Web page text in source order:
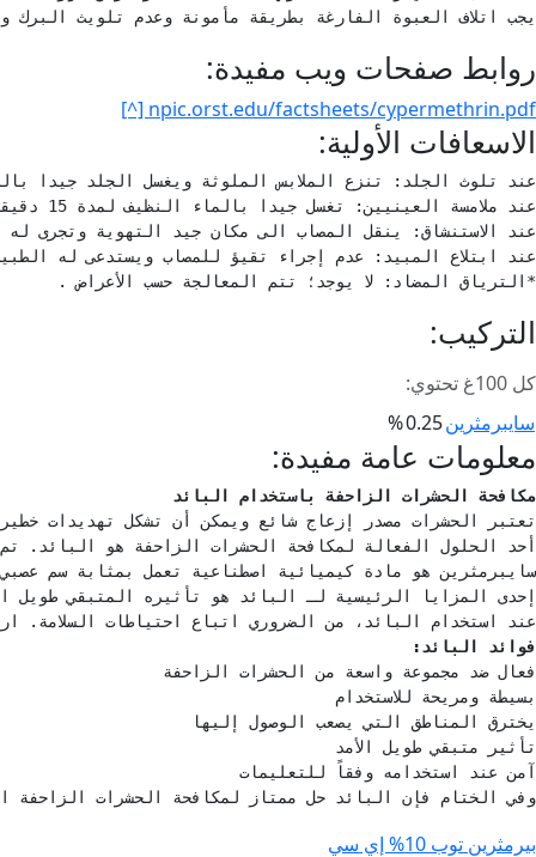
يجب اتلاف العبوة الفارغة بطريقة مأمونة وعدم تلويث البرك
روابط صفحات ويب مفيدة:
npic.orst.edu/factsheets/cypermethrin.pdf [^]
الاسعافات الأولية:
*الترياق المضاد: لا يوجد؛ تتم المعالجة حسب الأعراض .
التركيب:
كل 100غ تحتوي:
سايبرمثرين0.25
%
معلومات عامة مفيدة:
مكافحة الحشرات الزاحفة باستخدام البائد
عند استخدام البائد، من الضروري اتباع احتياطات السلامة.
فوائد البائد:
وفي الختام فإن البائد حل ممتاز لمكافحة الحشرات الزاحفة
تصفّح
بيرمثرين توب 10% إي سي